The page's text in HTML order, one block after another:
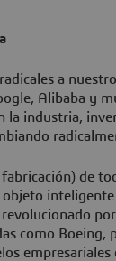
a
Alibaba y
la industria,
de
objeto
como Boeing,
empresariales